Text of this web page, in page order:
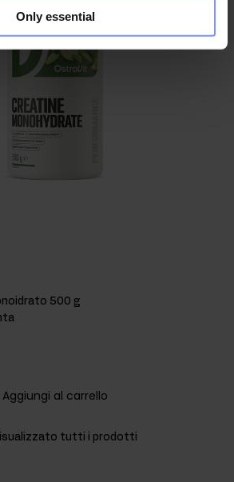
Only essential
500 g
Aggiungi al carrello
tutti i prodotti